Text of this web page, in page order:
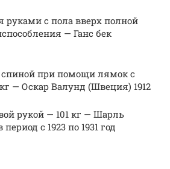
с пола вверх полной
— Ганс бек
при помощи лямок с
— Оскар Валунд (Швеция) 1912
рукой — 101 кг — Шарль
с 1923 по 1931 год